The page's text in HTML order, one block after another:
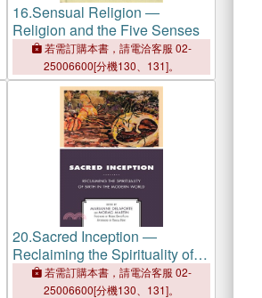
16.Sensual Religion ―
Religion and the Five Senses
若需訂購本書，請電洽客服 02-
25006600[分機130、131]。
20.Sacred Inception ―
Reclaiming the Spirituality of
Birth in the Modern World
若需訂購本書，請電洽客服 02-
25006600[分機130、131]。